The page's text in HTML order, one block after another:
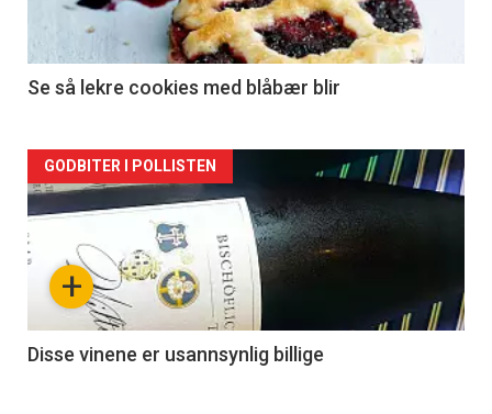
Se så lekre cookies med blåbær blir
Forsiden
akkurat
nå
2
+
GODBITER I POLLISTEN
Disse vinene er usannsynlig billige